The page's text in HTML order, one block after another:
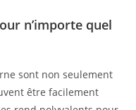
n’importe quel
sont non seulement
être facilement